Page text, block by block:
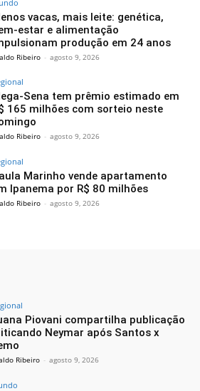
vacas, mais leite: genética,
estar e alimentação
produção em 24 anos
Ribeiro - agosto 9, 2026
Sena tem prêmio estimado em
165 milhões com sorteio neste
Ribeiro - agosto 9, 2026
Marinho vende apartamento
Ipanema por R$ 80 milhões
Ribeiro - agosto 9, 2026
Piovani compartilha publicação
Neymar após Santos x
Ribeiro - agosto 9, 2026